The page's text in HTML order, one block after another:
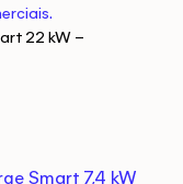
22 kW –